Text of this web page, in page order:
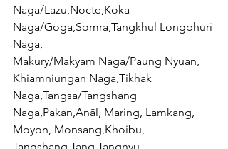
Naga/Lazu,Nocte,Koka
Naga/Goga,Somra,Tangkhul Longphuri
Naga,
Makury/Makyam Naga/Paung Nyuan,
Khiamniungan Naga,Tikhak
Naga,Tangsa/Tangshang
Naga,Pakan,Anāl, Maring, Lamkang,
Moyon, Monsang,Khoibu,